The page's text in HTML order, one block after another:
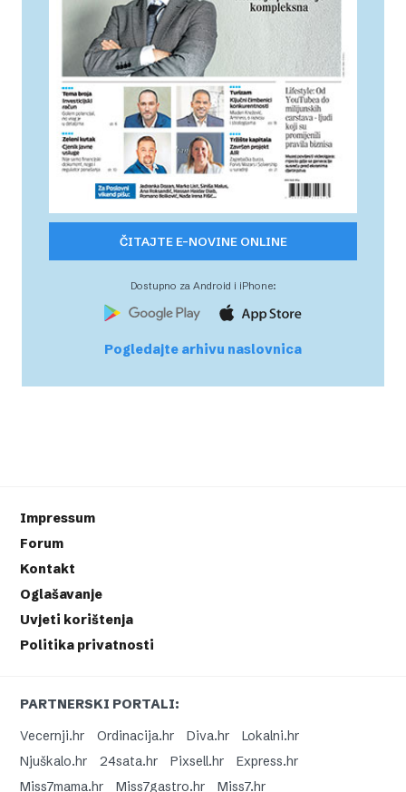
ČITAJTE E-NOVINE ONLINE
Dostupno za Android i iPhone:
Pogledajte arhivu naslovnica
Impressum
Forum
Kontakt
Oglašavanje
Uvjeti korištenja
Politika privatnosti
PARTNERSKI PORTALI:
Vecernji.hr
Ordinacija.hr Diva.hr
Lokalni.hr
Njuškalo.hr
24sata.hr Pixsell.hr
Express.hr
Miss7mama.hr
Miss7gastro.hr Miss7.hr